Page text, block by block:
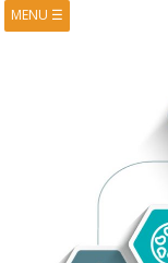
MENU ☰
CONTACTS